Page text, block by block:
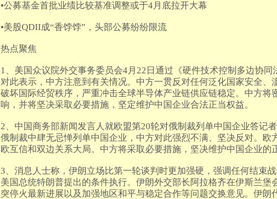
•公募基金首批业绩比较基准调整或于4月底拉开大幕
•美股QDII成“香饽饽”，头部公募纷纷限流
热点聚焦
1、美国众议院外交事务委员会4月22日通过《硬件技术控制多边协
对此表示，中方注意到有关情况。中方一贯反对任何泛化国家安全
破坏国际经贸秩序，严重冲击全球半导体产业链供应链稳定。中方
响，并将坚决采取必要措施，坚定维护中国企业合法正当权益。
2、中国商务部新闻发言人就欧盟第20轮对俄制裁列单中国企业答记
俄制裁中肆无忌惮列单中国企业，中方对此强烈不满、坚决反对。
欧互信和双边关系大局。中方将采取必要措施，坚决维护中国企业的
3、消息人士称，伊朗立场比第一轮谈判时更加强硬，强调任何结束
美国总统特朗普提出的条件执行。伊朗外交部长阿拉格齐在伊斯兰
突停火最新进展以及加强地区和平与稳定合作等问题交换意见。伊